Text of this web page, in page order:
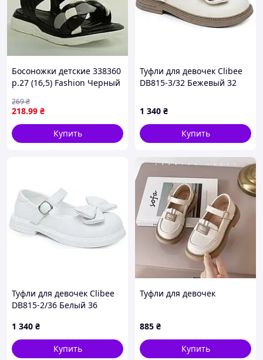
Босоножки детские 338360
р.27 (16,5) Fashion Черный
218.99 ₴
269₴
Купить
Туфли для девочек Clibee
DB815-3/32 Бежевый 32
1 340 ₴
Купить
Туфли для девочек Clibee
DB815-2/36 Белый 36
1 340 ₴
Купить
Туфли для девочек
885 ₴
Купить